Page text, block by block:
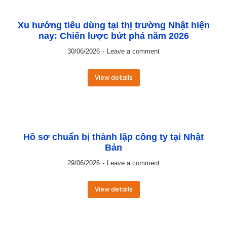
Xu hướng tiêu dùng tại thị trường Nhật hiện
nay: Chiến lược bứt phá năm 2026
30/06/2026 Leave a comment
View details
Hồ sơ chuẩn bị thành lập công ty tại Nhật
Bản
29/06/2026 Leave a comment
View details